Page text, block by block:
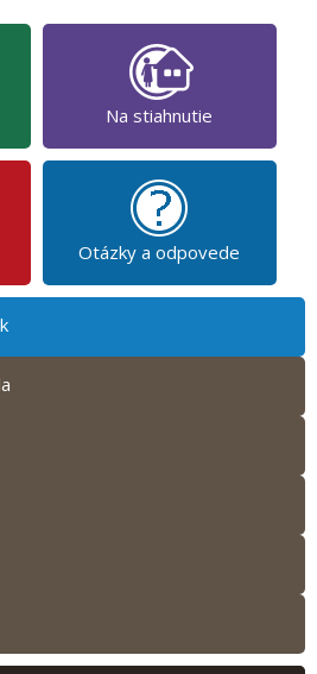
Na stiahnutie
Otázky a odpovede